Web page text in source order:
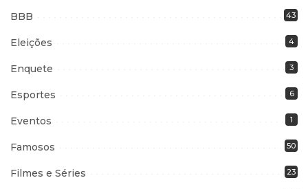
BBB 43
Eleições 4
Enquete 3
Esportes 6
Eventos 1
Famosos 50
Filmes e Séries 23